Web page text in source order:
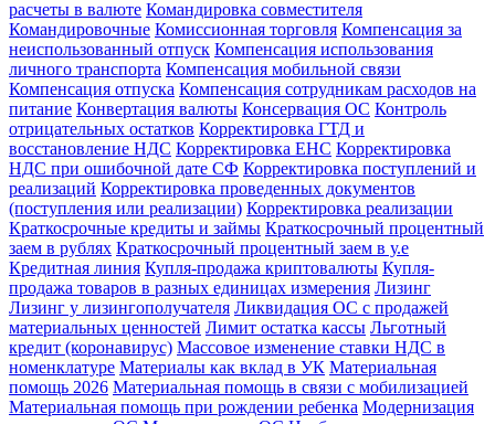
расчеты в валюте Командировка совместителя
Командировочные Комиссионная торговля Компенсация за
неиспользованный отпуск Компенсация использования
личного транспорта Компенсация мобильной связи
Компенсация отпуска Компенсация сотрудникам расходов на
питание Конвертация валюты Консервация ОС Контроль
отрицательных остатков Корректировка ГТД и
восстановление НДС Корректировка ЕНС Корректировка
НДС при ошибочной дате СФ Корректировка поступлений и
реализаций Корректировка проведенных документов
(поступления или реализации) Корректировка реализации
Краткосрочные кредиты и займы Краткосрочный процентный
заем в рублях Краткосрочный процентный заем в у.е
Кредитная линия Купля-продажа криптовалюты Купля-
продажа товаров в разных единицах измерения Лизинг
Лизинг у лизингополучателя Ликвидация ОС с продажей
материальных ценностей Лимит остатка кассы Льготный
кредит (коронавирус) Массовое изменение ставки НДС в
номенклатуре Материалы как вклад в УК Материальная
помощь 2026 Материальная помощь в связи с мобилизацией
Материальная помощь при рождении ребенка Модернизация